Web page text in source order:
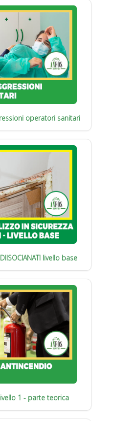
operatori sanitari
livello base
1 - parte teorica